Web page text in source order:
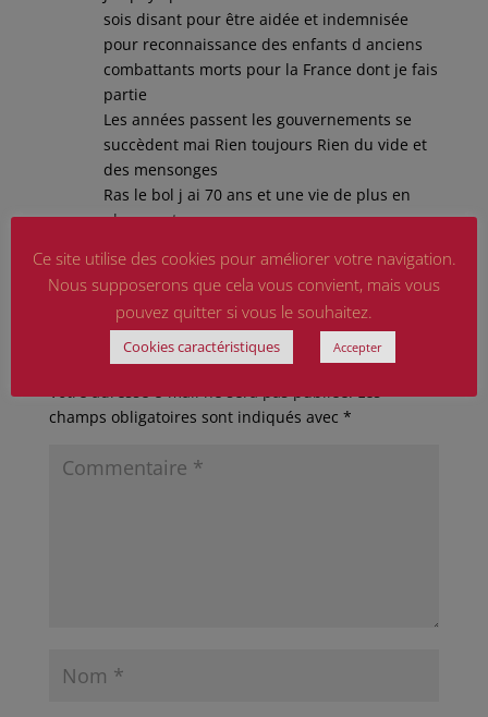
sois disant pour être aidée et indemnisée
pour reconnaissance des enfants d anciens
combattants morts pour la France dont je fais
partie
Les années passent les gouvernements se
succèdent mai Rien toujours Rien du vide et
des mensonges
Ras le bol j ai 70 ans et une vie de plus en
plus courte
Réponse
Poster le commentaire
champs obligatoires sont indiqués avec *
Ce site utilise des cookies pour améliorer votre navigation.
Nous supposerons que cela vous convient, mais vous
pouvez quitter si vous le souhaitez.
Cookies caractéristiques Accepter